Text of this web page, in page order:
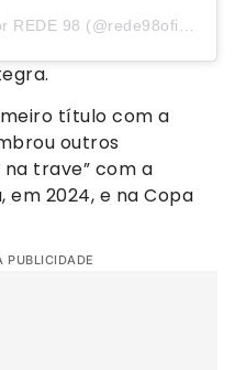
título com a
outros
trave” com a
em 2024, e na Copa
PUBLICIDADE